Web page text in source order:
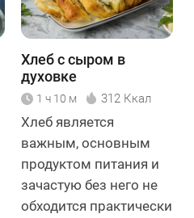
Хлеб с сыром в
духовке
1 ч 10 м 312 Ккал
Хлеб является
важным, основным
продуктом питания и
зачастую без него не
обходится практически